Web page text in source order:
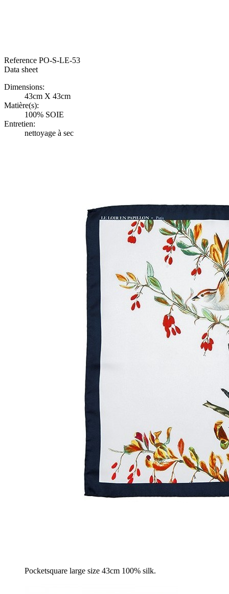
Reference PO-S-LE-53
Data sheet
Dimensions:
43cm X 43cm
Matière(s):
100% SOIE
Entretien:
nettoyage à sec
Pocketsquare large size 43cm 100% silk.